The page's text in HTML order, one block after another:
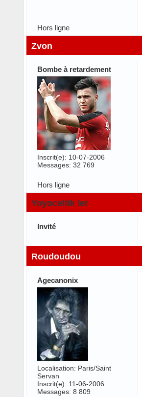
Hors ligne
Zvon
Bombe à retardement
Inscrit(e): 10-07-2006
Messages: 32 769
Hors ligne
Yoyoceltik Ier
Invité
Roudoudou
Agecanonix
Localisation: Paris/Saint
Servan
Inscrit(e): 11-06-2006
Messages: 8 809